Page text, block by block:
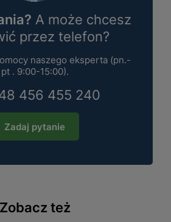
A może chcesz
przez telefon?
naszego eksperta (pn.-
pt . 9:00-15:00).
456 455 240
Zadaj pytanie
Zobacz też